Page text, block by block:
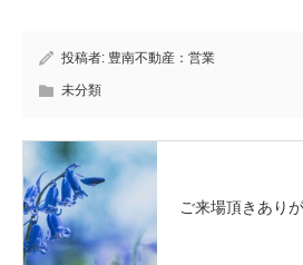
投稿者: 豊南不動産：営業
未分類
ご来場頂きあり